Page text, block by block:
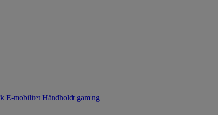
E-mobilitet Håndholdt gaming